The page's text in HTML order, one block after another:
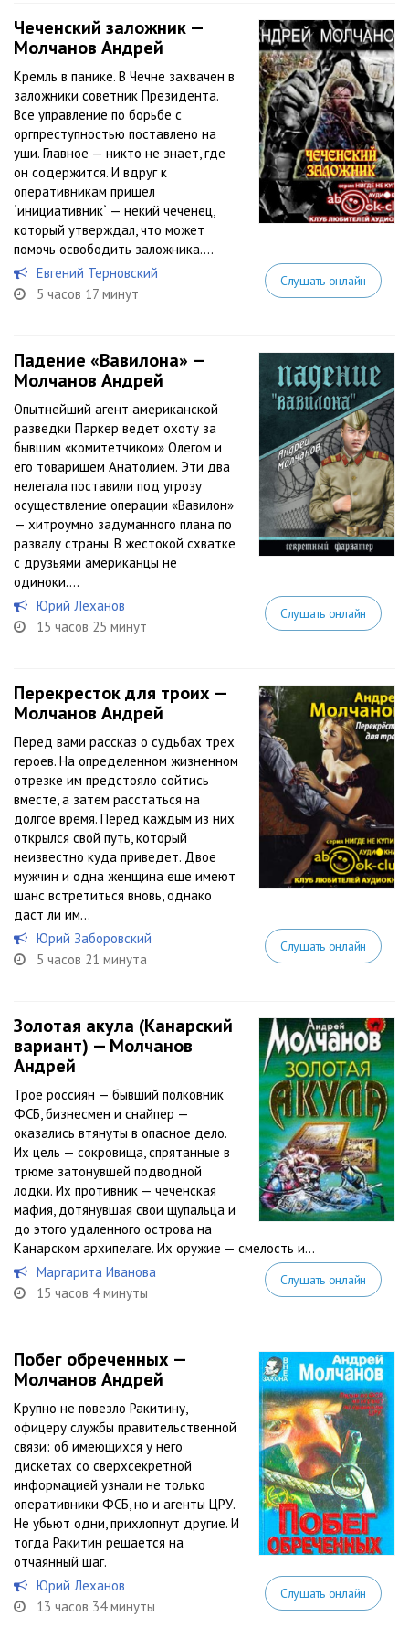
Чеченский заложник —
Молчанов Андрей
Кремль в панике. В Чечне захвачен в
заложники советник Президента.
Все управление по борьбе с
оргпреступностью поставлено на
уши. Главное — никто не знает, где
он содержится. И вдруг к
оперативникам пришел
`инициативник` — некий чеченец,
который утверждал, что может
помочь освободить заложника....
Евгений Терновский
5 часов 17 минут
Слушать онлайн
Падение «Вавилона» —
Молчанов Андрей
Опытнейший агент американской
разведки Паркер ведет охоту за
бывшим «комитетчиком» Олегом и
его товарищем Анатолием. Эти два
нелегала поставили под угрозу
осуществление операции «Вавилон»
— хитроумно задуманного плана по
развалу страны. В жестокой схватке
с друзьями американцы не
одиноки....
Юрий Леханов
15 часов 25 минут
Слушать онлайн
Перекресток для троих —
Молчанов Андрей
Перед вами рассказ о судьбах трех
героев. На определенном жизненном
отрезке им предстояло сойтись
вместе, а затем расстаться на
долгое время. Перед каждым из них
открылся свой путь, который
неизвестно куда приведет. Двое
мужчин и одна женщина еще имеют
шанс встретиться вновь, однако
даст ли им...
Юрий Заборовский
5 часов 21 минута
Слушать онлайн
Золотая акула (Канарский
вариант) — Молчанов
Андрей
Трое россиян — бывший полковник
ФСБ, бизнесмен и снайпер —
оказались втянуты в опасное дело.
Их цель — сокровища, спрятанные в
трюме затонувшей подводной
лодки. Их противник — чеченская
мафия, дотянувшая свои щупальца и
до этого удаленного острова на
Канарском архипелаге. Их оружие — смелость и...
Маргарита Иванова
15 часов 4 минуты
Слушать онлайн
Побег обреченных —
Молчанов Андрей
Крупно не повезло Ракитину,
офицеру службы правительственной
связи: об имеющихся у него
дискетах со сверхсекретной
информацией узнали не только
оперативники ФСБ, но и агенты ЦРУ.
Не убьют одни, прихлопнут другие. И
тогда Ракитин решается на
отчаянный шаг.
Юрий Леханов
13 часов 34 минуты
Слушать онлайн